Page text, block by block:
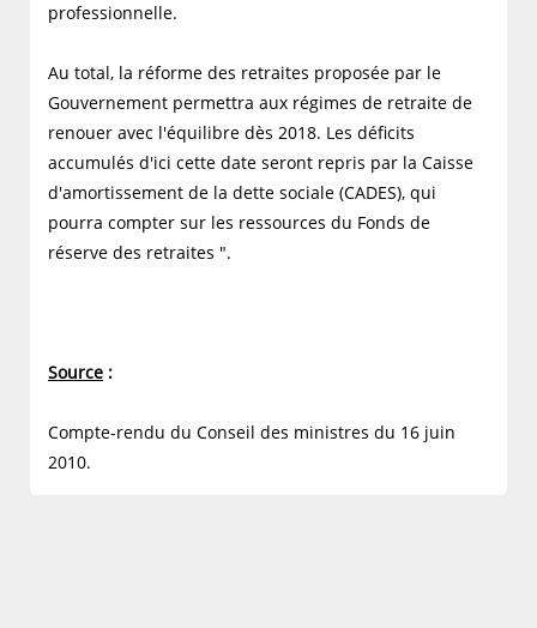
professionnelle.
Au total, la réforme des retraites proposée par le
Gouvernement permettra aux régimes de retraite de
renouer avec l'équilibre dès 2018. Les déficits
accumulés d'ici cette date seront repris par la Caisse
d'amortissement de la dette sociale (CADES), qui
pourra compter sur les ressources du Fonds de
réserve des retraites ".
Source :
Compte-rendu du Conseil des ministres du 16 juin
2010.